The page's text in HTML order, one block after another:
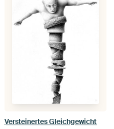
Versteinertes Gleichgewicht